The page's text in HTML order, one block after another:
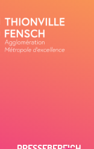
Per E-Mail